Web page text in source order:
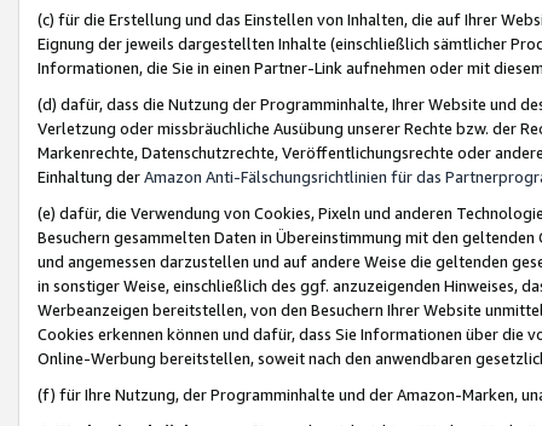
(c) für die Erstellung und das Einstellen von Inhalten, die auf Ihrer
Eignung der jeweils dargestellten Inhalte (einschließlich sämtlicher
Informationen, die Sie in einen Partner-Link aufnehmen oder mit
(d) dafür, dass die Nutzung der Programminhalte, Ihrer Website und
Verletzung oder missbräuchliche Ausübung unserer Rechte bzw. der
Markenrechte, Datenschutzrechte, Veröffentlichungsrechte oder
Einhaltung derAmazon Anti-Fälschungsrichtlinien für das
(e) dafür, die Verwendung von Cookies, Pixeln und anderen
Besuchern gesammelten Daten in Übereinstimmung mit den
und angemessen darzustellen und auf andere Weise die geltenden
in sonstiger Weise, einschließlich des ggf. anzuzeigenden Hinweises,
Werbeanzeigen bereitstellen, von den Besuchern Ihrer Website
Cookies erkennen können und dafür, dass Sie Informationen über die
Online-Werbung bereitstellen, soweit nach den anwendbaren
(f) für Ihre Nutzung, der Programminhalte und der Amazon-Marken,